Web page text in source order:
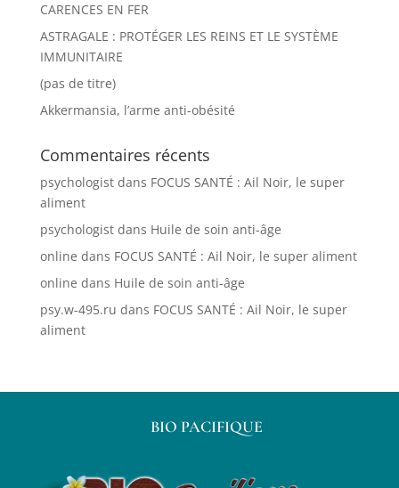
CARENCES EN FER
ASTRAGALE : PROTÉGER LES REINS ET LE SYSTÈME
IMMUNITAIRE
(pas de titre)
Akkermansia, l’arme anti-obésité
Commentaires récents
psychologistdans FOCUS SANTÉ : Ail Noir, le super
aliment
psychologistdans Huile de soin anti-âge
online dans FOCUS SANTÉ : Ail Noir, le super aliment
online dans Huile de soin anti-âge
psy.w-495.ru dans FOCUS SANTÉ : Ail Noir, le super
aliment
BIO PACIFIQUE